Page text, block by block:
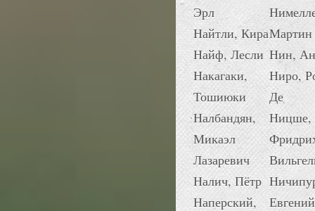
Эрл
Найтли, Кира
Найф, Лесли
Накагаки,
Тошиюки
Налбандян,
Микаэл
Лазаревич
Налич, Пётр
Наперский,
Мартин
Нин,
Ниро,
Де
Ницше,
Евгений